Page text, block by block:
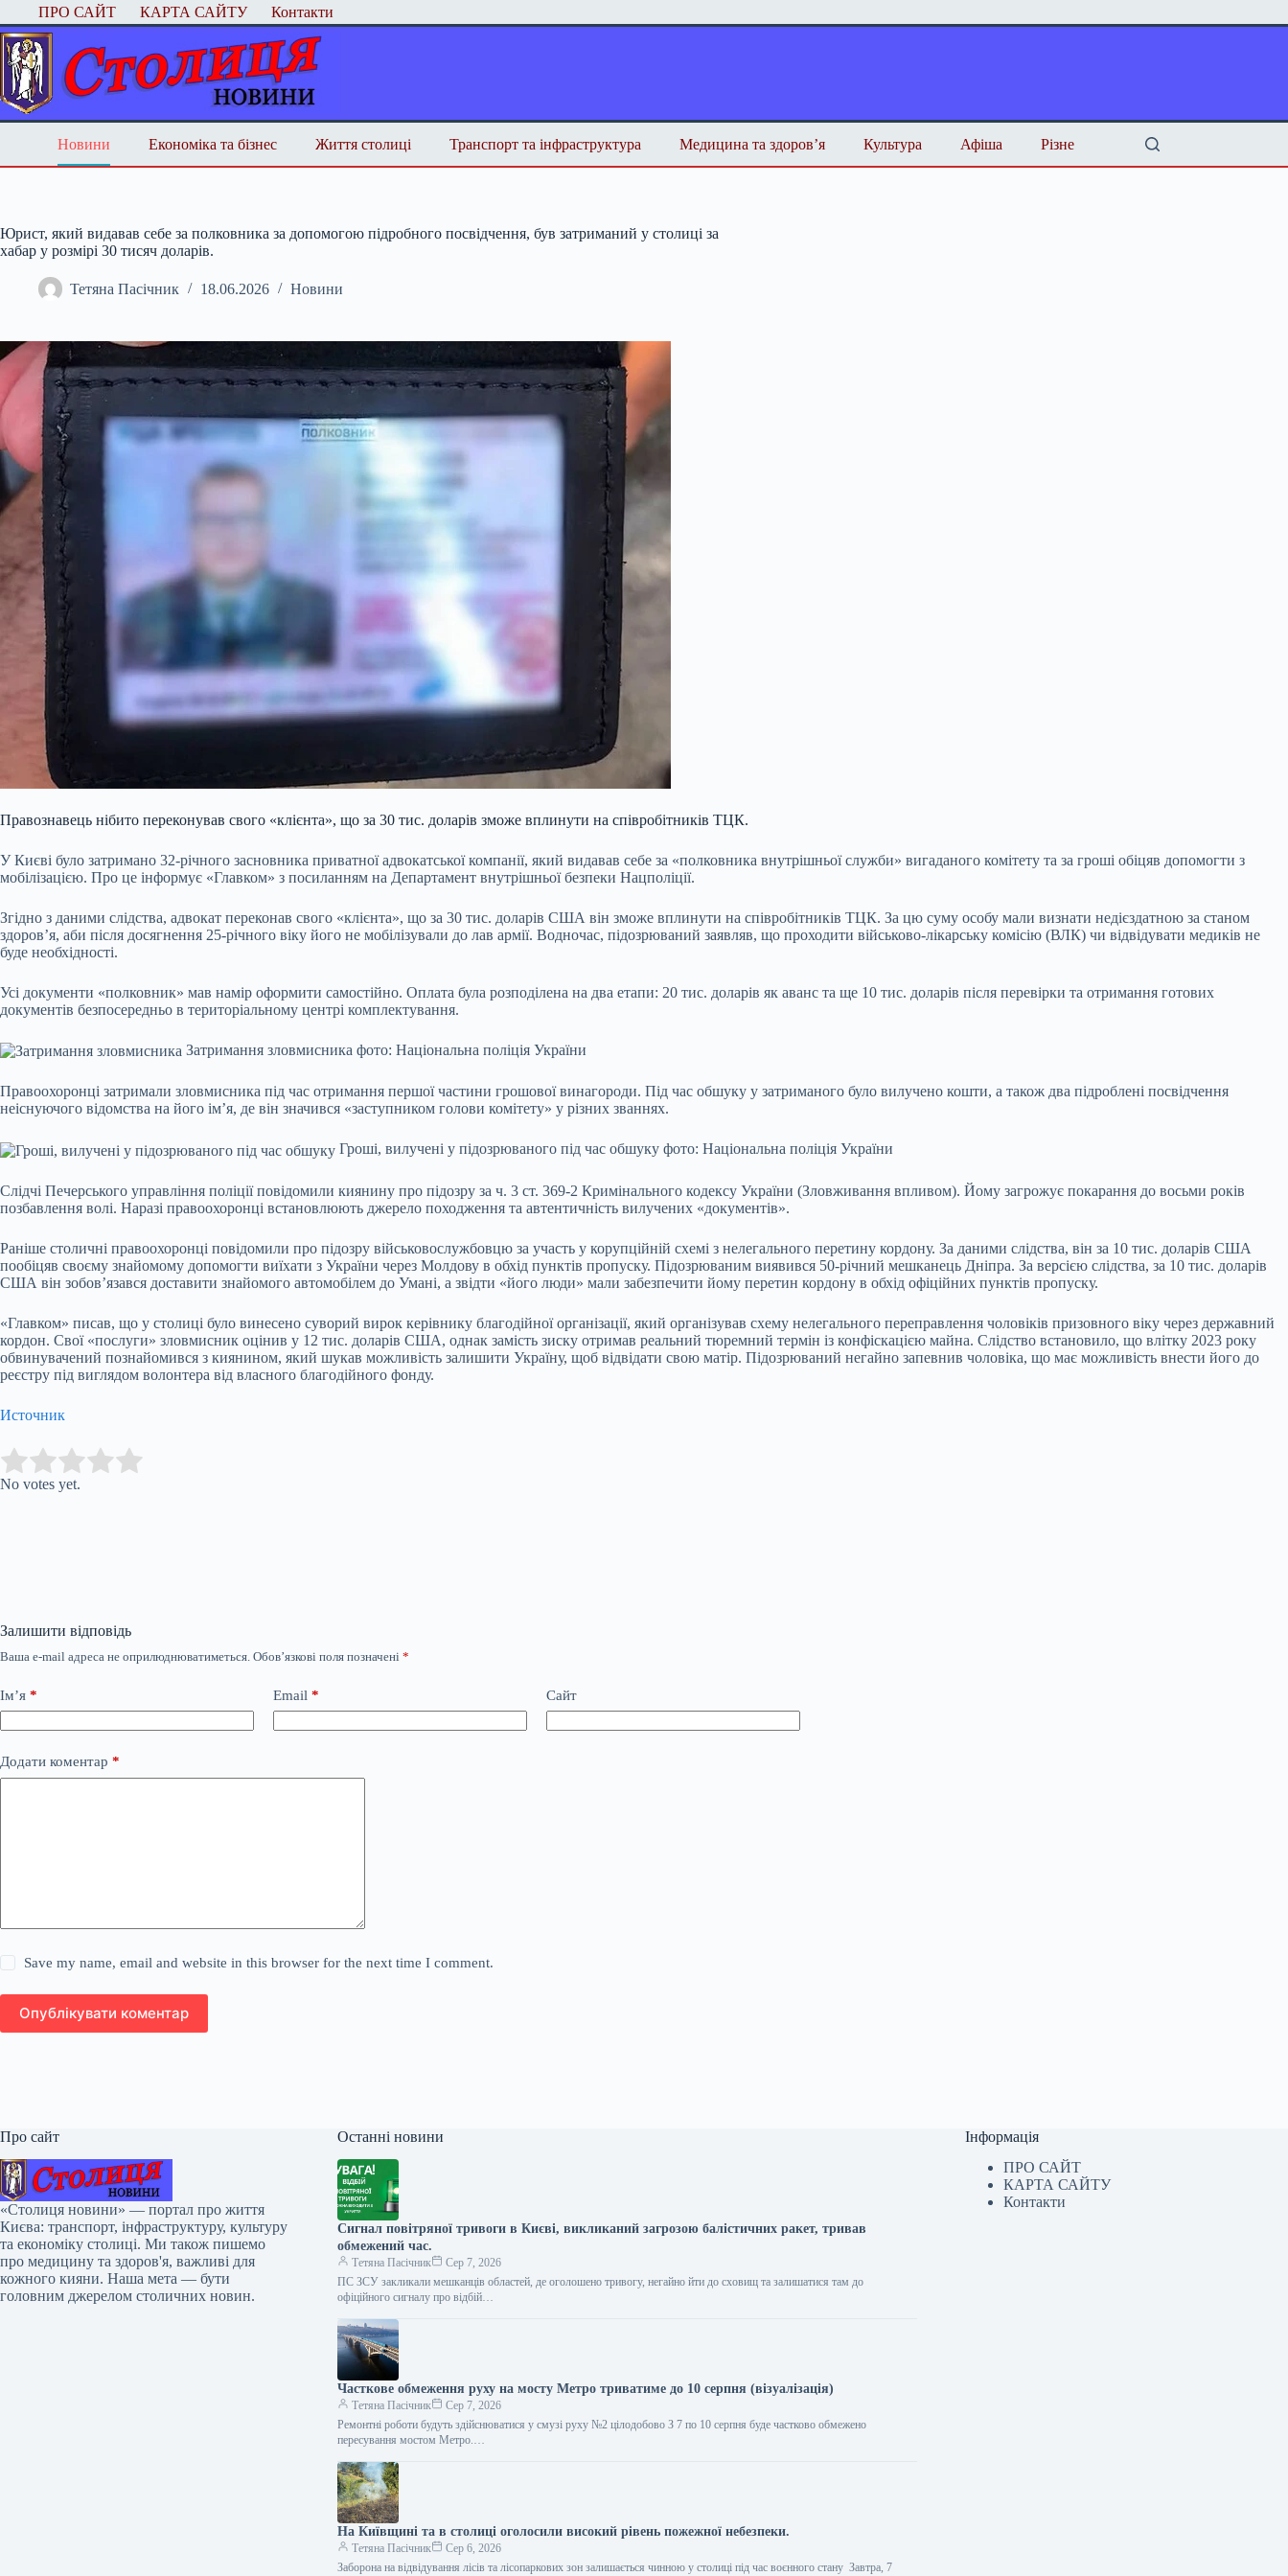
Перейти
до
вмісту
ПРО САЙТ КАРТА САЙТУ Контакти
Новини Економіка та бізнес Життя столиці Транспорт та інфраструктура Медицина та здоров’я Культура Афіша Різне
Юрист, який видавав себе за полковника за допомогою підробного посвідчення, був затриманий у столиці за
хабар у розмірі 30 тисяч доларів.
Тетяна Пасічник 18.06.2026 Новини
Правознавець нібито переконував свого «клієнта», що за 30 тис. доларів зможе вплинути на співробітників ТЦК.
У Києві було затримано 32-річного засновника приватної адвокатської компанії, який видавав себе за «полковника внутрішньої служби» вигаданого комітету та за гроші обіцяв допомогти з
мобілізацією. Про це інформує «Главком» з посиланням на Департамент внутрішньої безпеки Нацполіції.
Згідно з даними слідства, адвокат переконав свого «клієнта», що за 30 тис. доларів США він зможе вплинути на співробітників ТЦК. За цю суму особу мали визнати недієздатною за станом
здоров’я, аби після досягнення 25-річного віку його не мобілізували до лав армії. Водночас, підозрюваний заявляв, що проходити військово-лікарську комісію (ВЛК) чи відвідувати медиків не
буде необхідності.
Усі документи «полковник» мав намір оформити самостійно. Оплата була розподілена на два етапи: 20 тис. доларів як аванс та ще 10 тис. доларів після перевірки та отримання готових
документів безпосередньо в територіальному центрі комплектування.
Затримання зловмисника фото: Національна поліція України
Правоохоронці затримали зловмисника під час отримання першої частини грошової винагороди. Під час обшуку у затриманого було вилучено кошти, а також два підроблені посвідчення
неіснуючого відомства на його ім’я, де він значився «заступником голови комітету» у різних званнях.
Гроші, вилучені у підозрюваного під час обшуку фото: Національна поліція України
Слідчі Печерського управління поліції повідомили киянину про підозру за ч. 3 ст. 369-2 Кримінального кодексу України (Зловживання впливом). Йому загрожує покарання до восьми років
позбавлення волі. Наразі правоохоронці встановлюють джерело походження та автентичність вилучених «документів».
Раніше столичні правоохоронці повідомили про підозру військовослужбовцю за участь у корупційній схемі з нелегального перетину кордону. За даними слідства, він за 10 тис. доларів США
пообіцяв своєму знайомому допомогти виїхати з України через Молдову в обхід пунктів пропуску. Підозрюваним виявився 50-річний мешканець Дніпра. За версією слідства, за 10 тис. доларів
США він зобов’язався доставити знайомого автомобілем до Умані, а звідти «його люди» мали забезпечити йому перетин кордону в обхід офіційних пунктів пропуску.
«Главком» писав, що у столиці було винесено суворий вирок керівнику благодійної організації, який організував схему нелегального переправлення чоловіків призовного віку через державний
кордон. Свої «послуги» зловмисник оцінив у 12 тис. доларів США, однак замість зиску отримав реальний тюремний термін із конфіскацією майна. Слідство встановило, що влітку 2023 року
обвинувачений познайомився з киянином, який шукав можливість залишити Україну, щоб відвідати свою матір. Підозрюваний негайно запевнив чоловіка, що має можливість внести його до
реєстру під виглядом волонтера від власного благодійного фонду.
Источник
Rate this item:
No votes yet.
Залишити відповідь
Ваша e-mail адреса не оприлюднюватиметься. Обов’язкові поля позначені *
Ім’я * Email * Сайт
Додати коментар *
Save my name, email and website in this browser for the next time I comment.
Опублікувати коментар
Про сайт
«Столиця новини» — портал про життя
Києва: транспорт, інфраструктуру, культуру
та економіку столиці. Ми також пишемо
про медицину та здоров'я, важливі для
кожного кияни. Наша мета — бути
головним джерелом столичних новин.
Останні новини
Сигнал повітряної тривоги в Києві, викликаний загрозою балістичних ракет, тривав
обмежений час.
Тетяна Пасічник
Сер 7, 2026
ПС ЗСУ закликали мешканців областей, де оголошено тривогу, негайно йти до сховищ та залишатися там до
офіційного сигналу про відбій…
Часткове обмеження руху на мосту Метро триватиме до 10 серпня (візуалізація)
Тетяна Пасічник
Сер 7, 2026
Ремонтні роботи будуть здійснюватися у смузі руху №2 цілодобово З 7 по 10 серпня буде частково обмежено
пересування мостом Метро.…
На Київщині та в столиці оголосили високий рівень пожежної небезпеки.
Тетяна Пасічник
Сер 6, 2026
Заборона на відвідування лісів та лісопаркових зон залишається чинною у столиці під час воєнного стану Завтра, 7
Інформація
ПРО САЙТ
КАРТА САЙТУ
Контакти